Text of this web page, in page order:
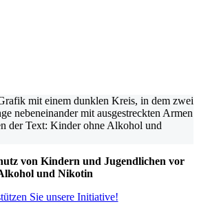
von Kindern und Jugendlichen vor
und Nikotin
Sie unsere Initiative!